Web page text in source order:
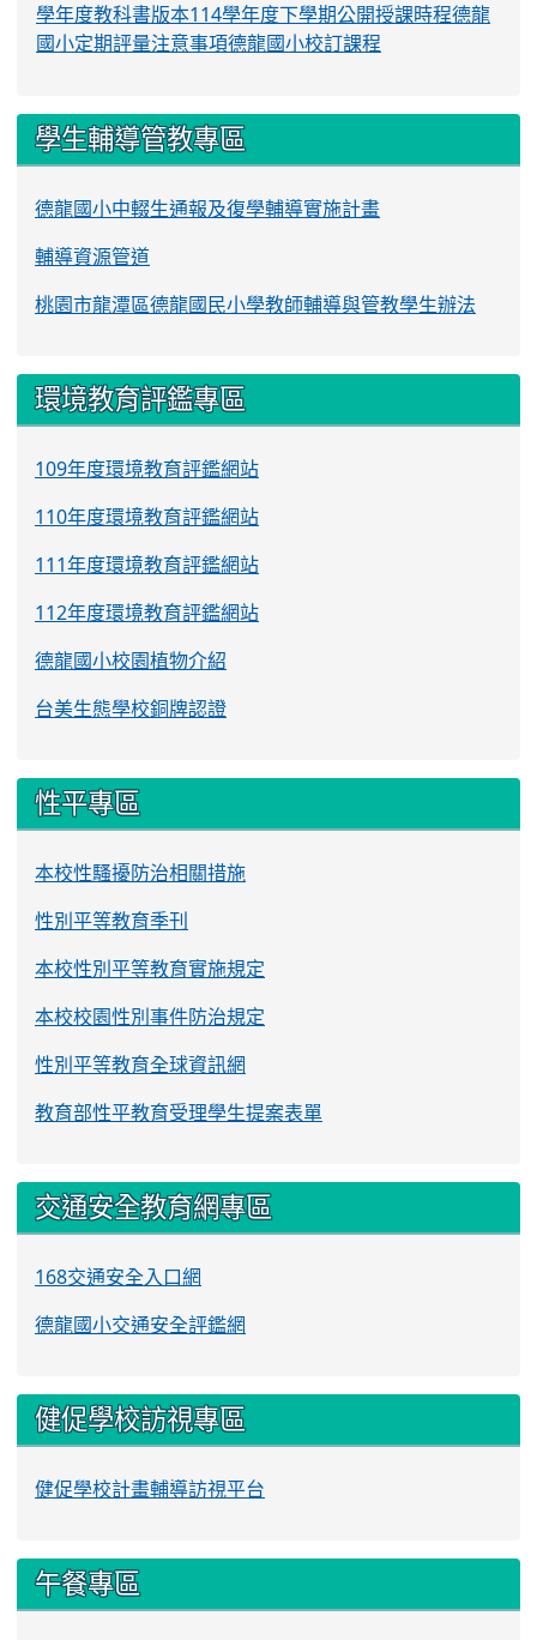
學年度教科書版本114學年度下學期公開授課時程德龍
國小定期評量注意事項德龍國小校訂課程
學生輔導管教專區
德龍國小中輟生通報及復學輔導實施計畫
輔導資源管道
桃園市龍潭區德龍國民小學教師輔導與管教學生辦法
環境教育評鑑專區
109年度環境教育評鑑網站
110年度環境教育評鑑網站
111年度環境教育評鑑網站
112年度環境教育評鑑網站
德龍國小校園植物介紹
台美生態學校銅牌認證
性平專區
本校性騷擾防治相關措施
性別平等教育季刊
本校性別平等教育實施規定
本校校園性別事件防治規定
性別平等教育全球資訊網
教育部性平教育受理學生提案表單
交通安全教育網專區
168交通安全入口網
德龍國小交通安全評鑑網
健促學校訪視專區
健促學校計畫輔導訪視平台
午餐專區